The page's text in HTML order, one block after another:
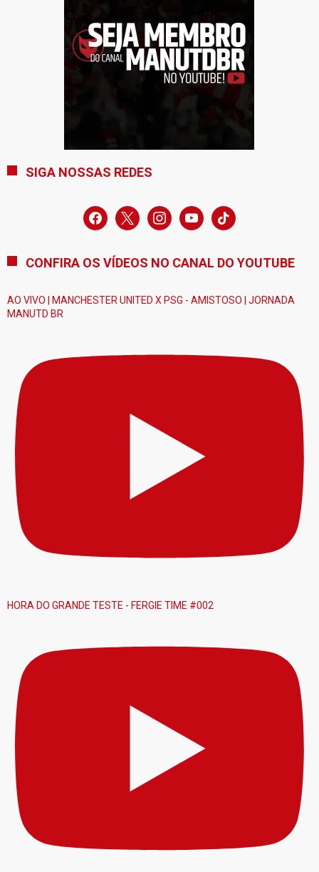
SIGA NOSSAS REDES
facebook
x instagramyoutubetiktok
CONFIRA OS VÍDEOS NO CANAL DO YOUTUBE
AO VIVO | MANCHESTER UNITED X PSG - AMISTOSO | JORNADA
MANUTD BR
HORA DO GRANDE TESTE - FERGIE TIME #002